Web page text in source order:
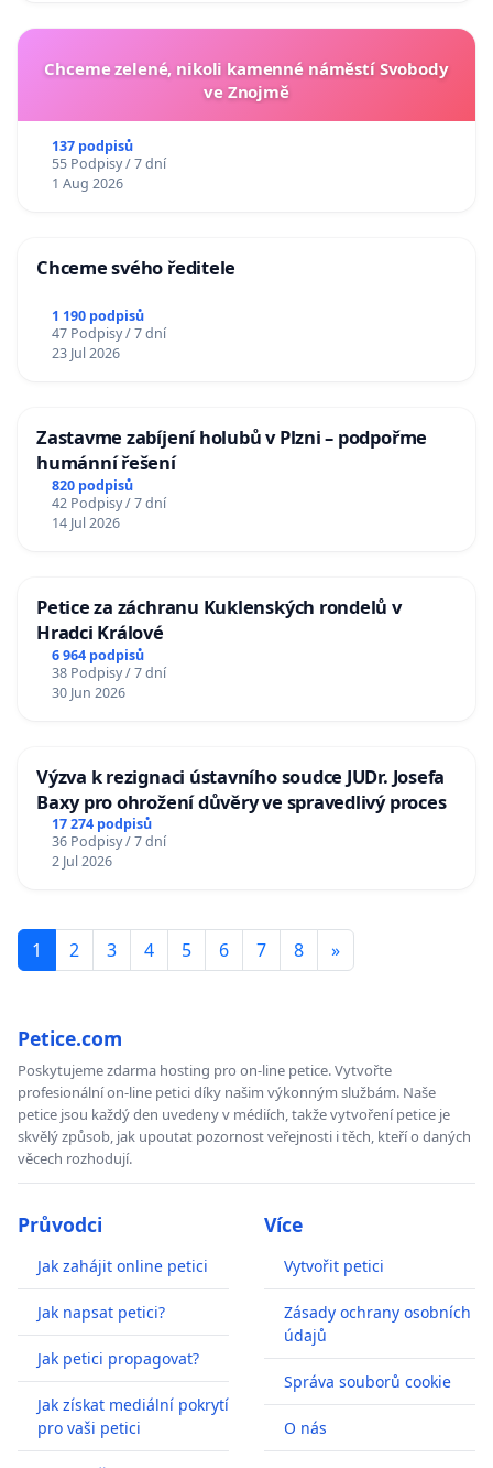
Chceme zelené, nikoli kamenné náměstí Svobody
ve Znojmě
137 podpisů
55 Podpisy / 7 dní
1 Aug 2026
Chceme svého ředitele
1 190 podpisů
47 Podpisy / 7 dní
23 Jul 2026
Zastavme zabíjení holubů v Plzni – podpořme
humánní řešení
820 podpisů
42 Podpisy / 7 dní
14 Jul 2026
Petice za záchranu Kuklenských rondelů v
Hradci Králové
6 964 podpisů
38 Podpisy / 7 dní
30 Jun 2026
Výzva k rezignaci ústavního soudce JUDr. Josefa
Baxy pro ohrožení důvěry ve spravedlivý proces
17 274 podpisů
36 Podpisy / 7 dní
2 Jul 2026
1 2 3 4 5 6 7 8 »
Petice.com
Poskytujeme zdarma hosting pro on-line petice. Vytvořte
profesionální on-line petici díky našim výkonným službám. Naše
petice jsou každý den uvedeny v médiích, takže vytvoření petice je
skvělý způsob, jak upoutat pozornost veřejnosti i těch, kteří o daných
věcech rozhodují.
Průvodci
Jak zahájit online petici
Jak napsat petici?
Jak petici propagovat?
Jak získat mediální pokrytí
pro vaši petici
Více
Vytvořit petici
Zásady ochrany osobních
údajů
Správa souborů cookie
O nás